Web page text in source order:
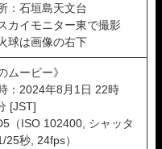
：石垣島天文台
カイモニター東で撮影
球は画像の右下
ムービー》
：2024年8月1日 22時
[JST]
（ISO 102400, シャッタ
25秒, 24fps）